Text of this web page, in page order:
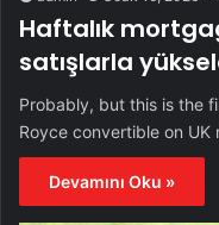
Haftalık
satışlarla
Probably, but this is the
Royce convertible on
Devamını Oku »